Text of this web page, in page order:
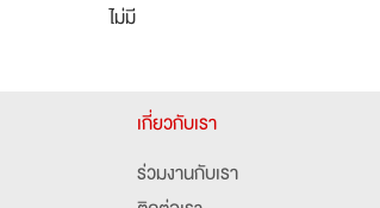
ไม่มี
เกี่ยวกับเรา
ร่วมงานกับเรา